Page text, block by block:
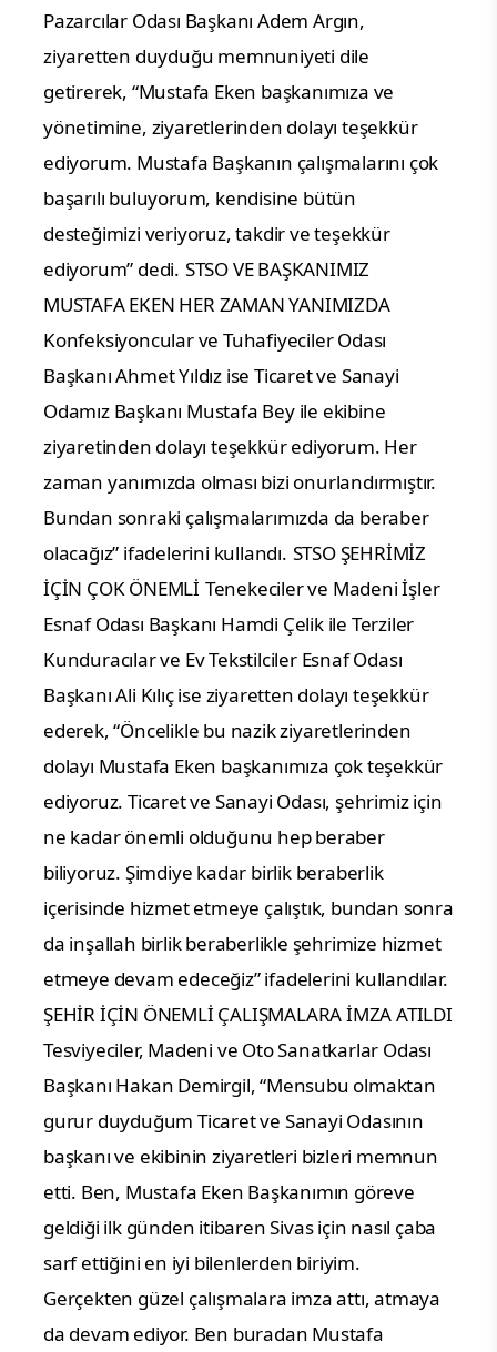
Pazarcılar Odası Başkanı Adem Argın,
ziyaretten duyduğu memnuniyeti dile
getirerek, “Mustafa Eken başkanımıza ve
yönetimine, ziyaretlerinden dolayı teşekkür
ediyorum. Mustafa Başkanın çalışmalarını çok
başarılı buluyorum, kendisine bütün
desteğimizi veriyoruz, takdir ve teşekkür
ediyorum” dedi. STSO VE BAŞKANIMIZ
MUSTAFA EKEN HER ZAMAN YANIMIZDA
Konfeksiyoncular ve Tuhafiyeciler Odası
Başkanı Ahmet Yıldız ise Ticaret ve Sanayi
Odamız Başkanı Mustafa Bey ile ekibine
ziyaretinden dolayı teşekkür ediyorum. Her
zaman yanımızda olması bizi onurlandırmıştır.
Bundan sonraki çalışmalarımızda da beraber
olacağız” ifadelerini kullandı. STSO ŞEHRİMİZ
İÇİN ÇOK ÖNEMLİ Tenekeciler ve Madeni İşler
Esnaf Odası Başkanı Hamdi Çelik ile Terziler
Kunduracılar ve Ev Tekstilciler Esnaf Odası
Başkanı Ali Kılıç ise ziyaretten dolayı teşekkür
ederek, “Öncelikle bu nazik ziyaretlerinden
dolayı Mustafa Eken başkanımıza çok teşekkür
ediyoruz. Ticaret ve Sanayi Odası, şehrimiz için
ne kadar önemli olduğunu hep beraber
biliyoruz. Şimdiye kadar birlik beraberlik
içerisinde hizmet etmeye çalıştık, bundan sonra
da inşallah birlik beraberlikle şehrimize hizmet
etmeye devam edeceğiz” ifadelerini kullandılar.
ŞEHİR İÇİN ÖNEMLİ ÇALIŞMALARA İMZA ATILDI
Tesviyeciler, Madeni ve Oto Sanatkarlar Odası
Başkanı Hakan Demirgil, “Mensubu olmaktan
gurur duyduğum Ticaret ve Sanayi Odasının
başkanı ve ekibinin ziyaretleri bizleri memnun
etti. Ben, Mustafa Eken Başkanımın göreve
geldiği ilk günden itibaren Sivas için nasıl çaba
sarf ettiğini en iyi bilenlerden biriyim.
Gerçekten güzel çalışmalara imza attı, atmaya
da devam ediyor. Ben buradan Mustafa